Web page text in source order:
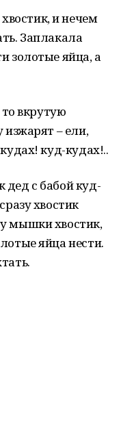
и нечем
Заплакала
золотые яйца, а
вкрутую
изжарят – ели,
куд-кудах!..
с бабой куд-
хвостик
мышки хвостик,
яйца нести.